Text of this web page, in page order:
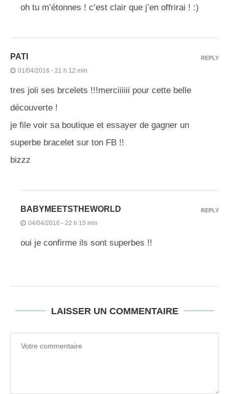
oh tu m’étonnes ! c’est clair que j’en offrirai ! :)
PATI
01/04/2016 - 21 h 12 min
tres joli ses brcelets !!!merciiiiii pour cette belle
découverte !
je file voir sa boutique et essayer de gagner un
superbe bracelet sur ton FB !!
bizzz
REPLY
BABYMEETSTHEWORLD
04/04/2016 - 22 h 15 min
oui je confirme ils sont superbes !!
REPLY
LAISSER UN COMMENTAIRE